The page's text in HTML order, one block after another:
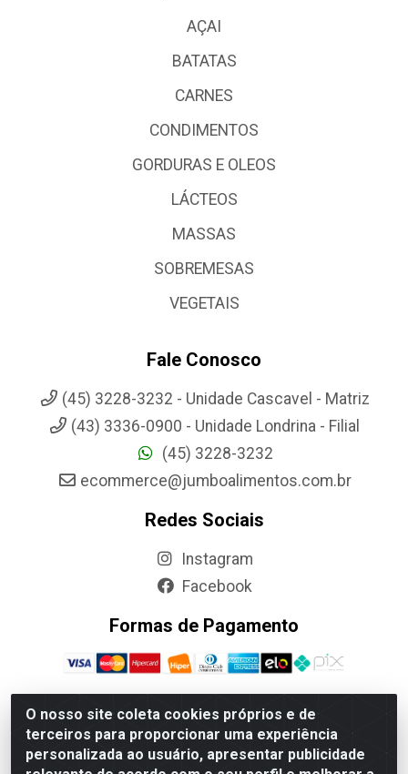
O nosso site coleta cookies próprios e de
terceiros para proporcionar uma experiência
personalizada ao usuário, apresentar publicidade
AÇAI
BATATAS
CARNES
CONDIMENTOS
GORDURAS E OLEOS
LÁCTEOS
MASSAS
SOBREMESAS
VEGETAIS
Fale Conosco
(45) 3228-3232 - Unidade Cascavel - Matriz
(43) 3336-0900 - Unidade Londrina - Filial
(45) 3228-3232
ecommerce@jumboalimentos.com.br
Redes Sociais
Instagram
Facebook
Formas de Pagamento
Jumbo Alimentos Cascavel - Matriz - Rua Itatiba Do Sul, 161 -
Santos Dumont, Cascavel-PR - CEP 85804-700- CNPJ